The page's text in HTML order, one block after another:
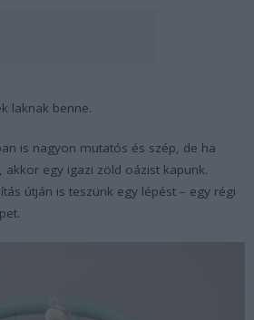
laknak benne.
is nagyon mutatós és szép, de ha
akkor egy igazi zöld oázist kapunk.
útján is teszünk egy lépést – egy régi